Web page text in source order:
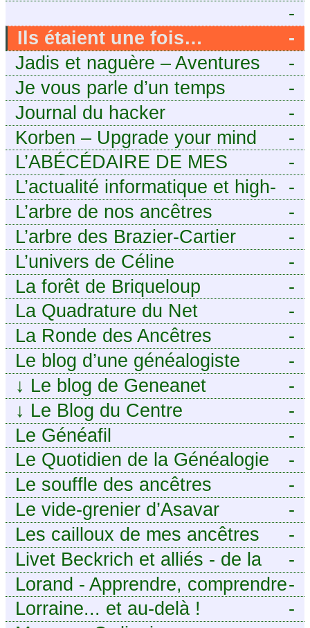
-
https://
-
Ils étaient une fois…
bienvenue chez mes ancêtres.
– Une histoire tourangelle,
mais pas seulement.
-
Jadis et naguère – Aventures
généalogiques de l’Atlantique
aux contreforts des Alpes
-
Je vous parle d’un temps
-
Journal du hacker
-
Korben – Upgrade your mind
-
L’ABÉCÉDAIRE DE MES
ANCÊTRES – Tout ce que
j’aurais aimé savoir sur ma
famille mais n’ai jamais osé
demander
-
L’actualité informatique et high-
tech pour décideurs IT.
-
L’arbre de nos ancêtres
-
L’arbre des Brazier-Cartier
-
L’univers de Céline
-
La forêt de Briqueloup
-
La Quadrature du Net
-
La Ronde des Ancêtres
-
Le blog d’une généalogiste
-
↓ Le blog de Geneanet
-
↓ Le Blog du Centre
Généalogique de Touraine -
-
Le Généafil
-
Le Quotidien de la Généalogie
-
Le souffle des ancêtres
-
Le vide-grenier d’Asavar
-
Les cailloux de mes ancêtres
-
Livet Beckrich et alliés - de la
généalogie à l’écriture.
-
Lorand - Apprendre, comprendre
et transmettre pour exister.
-
Lorraine... et au-delà !